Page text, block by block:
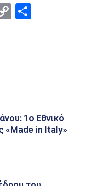
Copy
1ο Εθνικό
«Made in Italy»